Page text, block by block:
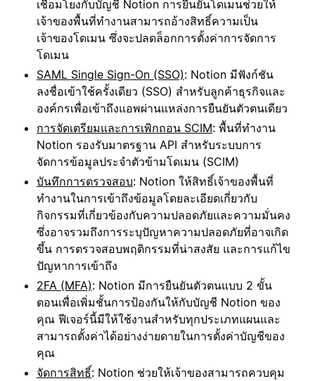
เชื่อมโยงกับบัญชี Notion การยืนยันโดเมนช่วยให้
เจ้าของพื้นที่ทำงานสามารถอ้างสิทธิ์ความเป็น
เจ้าของโดเมน ซึ่งจะปลดล็อกการตั้งค่าการจัดการ
โดเมน
SAML Single Sign-On (SSO): Notion มีฟังก์ชัน
ลงชื่อเข้าใช้ครั้งเดียว (SSO) สำหรับลูกค้าธุรกิจและ
องค์กรเพื่อเข้าถึงแอพผ่านแหล่งการยืนยันตัวตนเดียว
การจัดเตรียมและการเพิกถอน SCIM: พื้นที่ทำงาน
Notion รองรับมาตรฐาน API สำหรับระบบการ
จัดการข้อมูลประจำตัวข้ามโดเมน (SCIM)
บันทึกการตรวจสอบ: Notion ให้สิทธิ์เจ้าของพื้นที่
ทำงานในการเข้าถึงข้อมูลโดยละเอียดเกี่ยวกับ
กิจกรรมที่เกี่ยวข้องกับความปลอดภัยและความมั่นคง
ซึ่งอาจรวมถึงการระบุปัญหาความปลอดภัยที่อาจเกิด
ขึ้น การตรวจสอบพฤติกรรมที่น่าสงสัย และการแก้ไข
ปัญหาการเข้าถึง
2FA (MFA): Notion มีการยืนยันตัวตนแบบ 2 ขั้น
ตอนเพื่อเพิ่มชั้นการป้องกันให้กับบัญชี Notion ของ
คุณ ฟีเจอร์นี้มีให้ใช้งานสำหรับทุกประเภทแผนและ
สามารถตั้งค่าได้อย่างง่ายดายในการตั้งค่าบัญชีของ
คุณ
จัดการสิทธิ์: Notion ช่วยให้เจ้าของสามารถควบคุม